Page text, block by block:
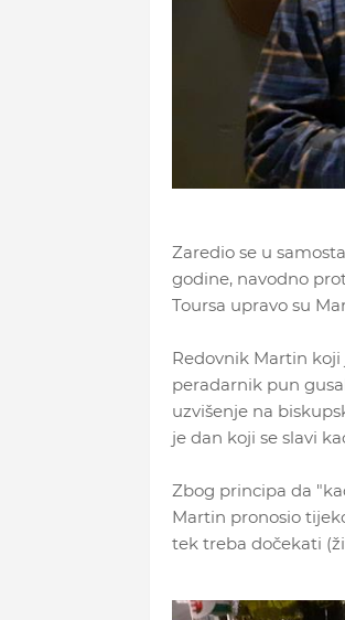
Zaredio se u
godine, navodno
Toursa upravo su
Redovnik Martin
peradarnik pun
uzvišenje na
je dan koji se slavi
Zbog principa da
Martin pronosio
tek treba dočekati